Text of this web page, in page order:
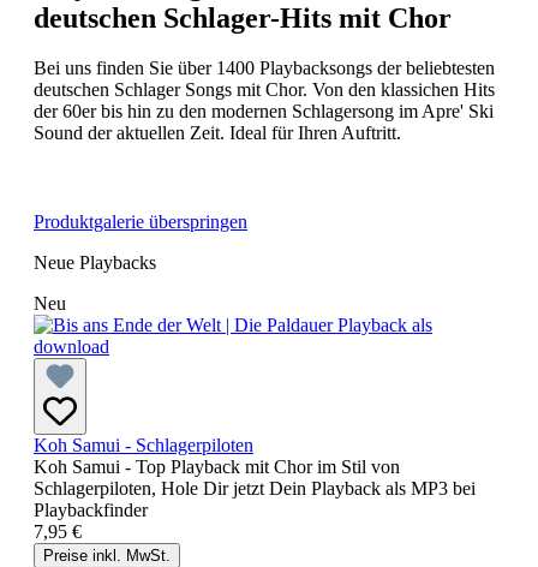
deutschen Schlager-Hits mit Chor
Bei uns finden Sie über 1400 Playbacksongs der beliebtesten
deutschen Schlager Songs mit Chor. Von den klassichen Hits
der 60er bis hin zu den modernen Schlagersong im Apre' Ski
Sound der aktuellen Zeit. Ideal für Ihren Auftritt.
Produktgalerie überspringen
Neue Playbacks
Neu
Koh Samui - Schlagerpiloten
Koh Samui - Top Playback mit Chor im Stil von
Schlagerpiloten, Hole Dir jetzt Dein Playback als MP3 bei
Playbackfinder
7,95 €
Preise inkl. MwSt.